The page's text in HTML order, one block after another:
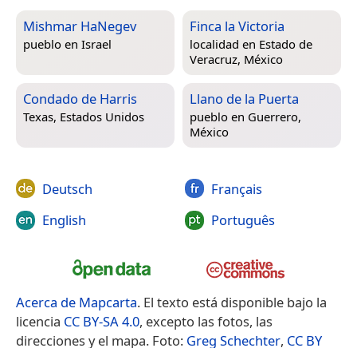
Mishmar HaNegev
pueblo en Israel
Finca la Victoria
localidad en Estado de
Veracruz, México
Condado de Harris
Texas, Estados Unidos
Llano de la Puerta
pueblo en Guerrero,
México
Deutsch
English
Français
Português
Acerca de Mapcarta. El texto está disponible bajo la
licencia CC BY-SA 4.0, excepto las fotos, las
direcciones y el mapa. Foto: Greg Schechter, CC BY